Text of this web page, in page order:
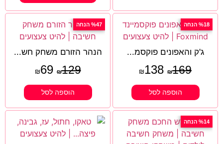
%18 הנחה
ג'ק והאפונים פוקסמ...
₪169
₪138
הוספה לסל
%47 הנחה
הנהר הזורם משחק חש...
₪129
₪69
הוספה לסל
%14 הנחה